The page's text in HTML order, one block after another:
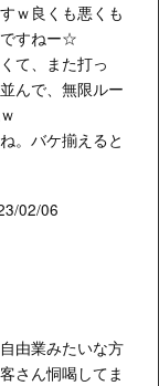
ｗ良くも悪くも
すねー☆
て、また打っ
んで、無限ルー
。バケ揃えると
02/06
由業みたいな方
さん恫喝してま